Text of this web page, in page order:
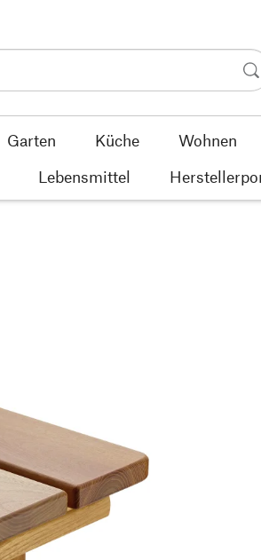
Garten Küche Wohnen
Lebensmittel